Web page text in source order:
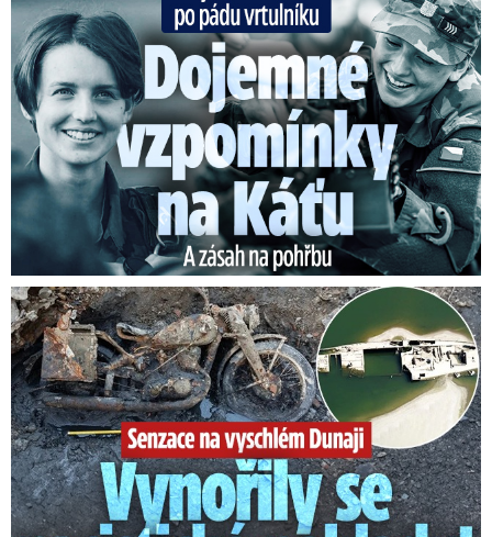
Senzace na vyschlém Dunaji: Vynořily se nacistické poklady!